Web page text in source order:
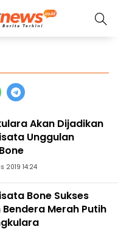
Akan Dijadikan
Unggulan
2019 14:24
Bone Sukses
Merah Putih